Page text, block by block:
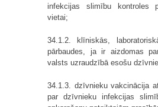
infekcijas slimību kontroles
vietai;
34.1.2. klīniskās,
pārbaudes, ja ir aizdomas
valsts uzraudzībā esošu
34.1.3. dzīvnieku vakcinācija
par dzīvnieku infekcijas